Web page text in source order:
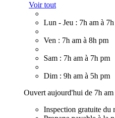
Voir tout
Lun - Jeu : 7h am à
Ven : 7h am à 8h pm
Sam : 7h am à 7h pm
Dim : 9h am à 5h pm
Ouvert aujourd'hui de 7h
Inspection gratuite du